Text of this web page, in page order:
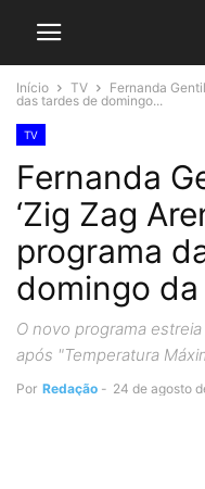
Início TV
Fernanda
das tardes de domingo...
TV
Fernanda
‘Zig Zag
programa
domingo
O novo programa
após "Temperatura
Por Redação - 24 de agosto